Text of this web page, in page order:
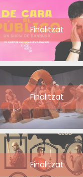
Finalitzat
Finalitzat
Finalitzat